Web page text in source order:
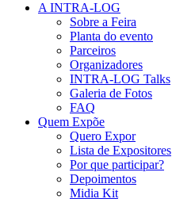
A INTRA-LOG
Sobre a Feira
Planta do evento
Parceiros
Organizadores
INTRA-LOG Talks
Galeria de Fotos
FAQ
Quem Expõe
Quero Expor
Lista de Expositores
Por que participar?
Depoimentos
Midia Kit